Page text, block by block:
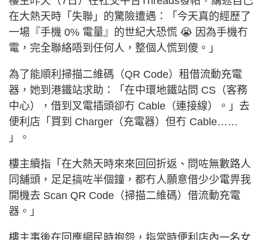
在大熱天時「失聯」的驚險遭遇：「今天真的經歷了
一場『手機 0% 電量』的世紀大恐慌 😭 因為手機冇
電，完全聯絡唔到任何人，整個人慌到傻。」
為了能順利掃描二維碼（QR Code）租借流動充電
器，她到港鐵站求助：「在中環地鐵站問 CS（客務
中心），借到叉電插頭卻冇 Cable（連接線）。」去
便利店「買到 Charger（充電器）但冇 Cable……
」。
樓主續指「在大熱天時來來回回折返、問咗無數路人
同舖頭，足足搞咗半個鐘，都冇人願意借少少電畀我
開機去 Scan QR Code（掃描二維碼）借流動充電
器。」
樓主事後在回應網民時抱怨，指當時便利店內一名女